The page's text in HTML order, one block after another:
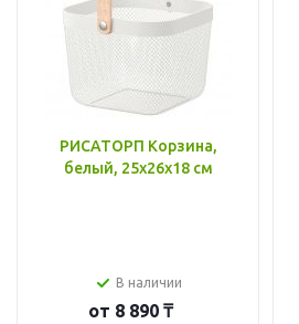
РИСАТОРП Корзина,
белый, 25x26x18 см
В наличии
от 8 890 ₸